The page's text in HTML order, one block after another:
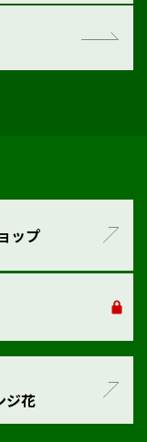
ップ
ジ花